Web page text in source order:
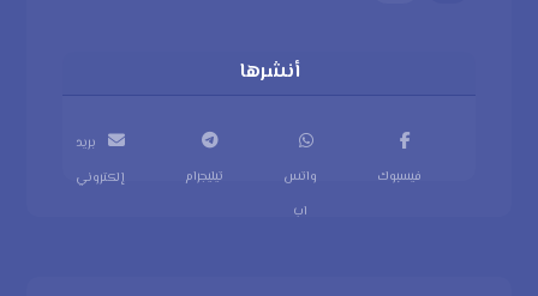
فيسبوك
واتس
اب
تيليجرام
بريد
إلكتروني